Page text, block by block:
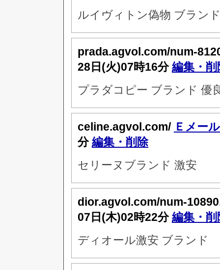
ルイヴィトン偽物 ブラン
prada.agvol.com/num-
28日(火)07時16分編集・削
プラダコピー ブランド 優
celine.agvol.com/ Ｅメール
分編集・削除
セリーヌブランド 激安
dior.agvol.com/num-
07日(木)02時22分編集・削
ディオール激安 ブランド